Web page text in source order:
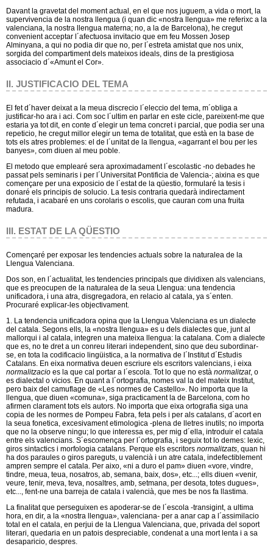
Davant la gravetat del moment actual, en el que nos juguem, a vida o mort, la
supervivencia de la nostra llengua (i quan dic «nostra llengua» me referixc a la
valenciana, la nostra llengua materna; no, a la de Barcelona), he cregut
convenient acceptar l´afectuosa invitacio que em feu Mossen Josep
Alminyana, a qui no podia dir que no, per l´estreta amistat que nos unix,
sorgida del compartiment dels mateixos ideals, dins de la prestigiosa
associacio d´«Amunt el Cor».
II. JUSTIFICACIO DEL TEMA
El fet d´haver deixat a la meua discrecio l´eleccio del tema, m´obliga a
justificar-ho ara i aci. Com soc l´ultim en parlar en este cicle, pareixent-me que
estaria ya tot dit, en conte d´elegir un tema concret i parcial, que podia ser una
repeticio, he cregut millor elegir un tema de totalitat, que està en la base de
tots els atres problemes: el de l´unitat de la llengua, «agarrant el bou per les
banyes», com diuen al meu poble.
El metodo que emplearé sera aproximadament l´escolastic -no debades he
passat pels seminaris i per l´Universitat Pontificia de Valencia-; aixina es que
començare per una exposicio de l´estat de la qüestio, formularé la tesis i
donaré els principis de solucio. La tesis contraria quedarà indirectament
refutada, i acabaré en uns corolaris o escolis, que cauran com una fruita
madura.
III. ESTAT DE LA QÜESTIO
Començaré per exposar les tendencies actuals sobre la naturalea de la
Llengua Valenciana.
Dos son, en l´actualitat, les tendencies principals que dividixen als valencians,
que es preocupen de la naturalea de la seua Llengua: una tendencia
unificadora, i una atra, disgregadora, en relacio al catala, ya s´enten.
Procuraré explicar-les objectivament.
1. La tendencia unificadora opina que la Llengua Valenciana es un dialecte
del catala. Segons ells, la «nostra llengua» es u dels dialectes que, junt al
mallorqui i al catala, integren una mateixa llengua: la catalana. Com a dialecte
que es, no te dret a un conreu literari independent, sino que deu subordinar-
se, en tota la codificacio lingüistica, a la normativa de l´Institut d´Estudis
Catalans. En eixa normativa deuen escriure els escritors valencians, i eixa
normalitzacio es la que cal portar a l´escola. Tot lo que no està normalitzat, o
es dialectal o vicios. En quant a l´ortografia, nomes val la del mateix Institut,
pero baix del camuflage de «Les normes de Castello». No importa que la
llengua, que diuen «comuna», siga practicament la de Barcelona, com ho
afirmen clarament tots els autors. No importa que eixa ortografia siga una
copia de les normes de Pompeu Fabra, feta pels i per als catalans, d´acort en
la seua fonetica, excesivament etimologica -plena de lletres inutils; no importa
que no la observe ningu; lo que interessa es, per mig d´ella, introduir el catala
entre els valencians. S´escomença per l´ortografia, i seguix tot lo demes: lexic,
giros sintactics i morfologia catalans. Perque els escritors normalitzats , quan hi
ha dos paraules o giros pareguts, u valencià i un atre catala, indefectiblement
ampren sempre el catala. Per aixo, «ni a duro el pam» diuen «vore, vindre,
tindre, meua, teua, nosatros, ab, semana, baix, dos», etc...; ells diuen «venir,
veure, tenir, meva, teva, nosaltres, amb, setmana, per desota, totes dugues»,
etc..., fent-ne una barreja de catala i valencià, que mes be nos fa llastima.
La finalitat que perseguixen es apoderar-se de l´escola -transigint, a ultima
hora, en dir, a la «nostra llengua», valenciana- per a anar cap a l´assimilacio
total en el catala, en perjui de la Llengua Valenciana, que, privada del soport
literari, quedaria en un patois despreciable, condenat a una mort lenta i a sa
desaparicio, despres.